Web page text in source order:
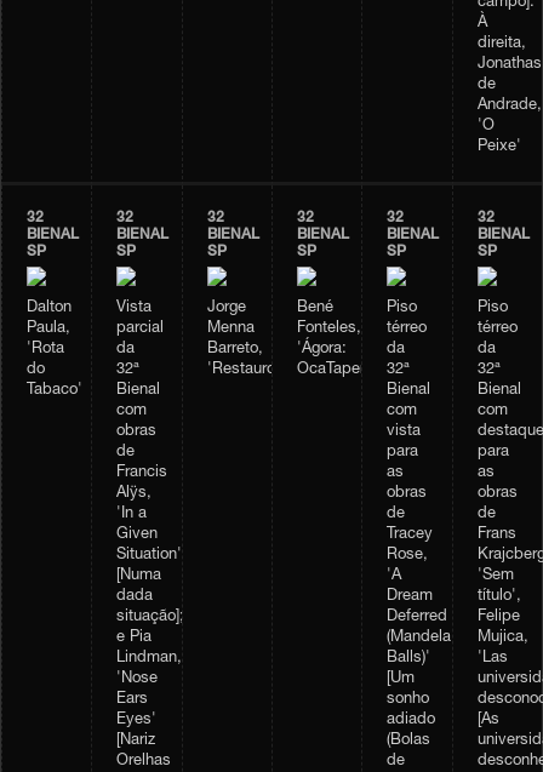
À
direita,
Jonathas
de
Andrade,
'O
Peixe'
32
BIENAL
SP
Dalton
Paula,
'Rota
do
Tabaco'
32
BIENAL
SP
Vista
parcial
da
32ª
Bienal
com
obras
de
Francis
Alÿs,
'In a
Given
Situation'
[Numa
dada
situação];
e Pia
Lindman,
'Nose
Ears
Eyes'
[Nariz
Orelhas
32
BIENAL
SP
Jorge
Menna
Barreto,
'Restauro'
32
BIENAL
SP
Bené
Fonteles,
'Ágora:
OcaTaperaTerreiro'
32
BIENAL
SP
Piso
térreo
da
32ª
Bienal
com
vista
para
as
obras
de
Tracey
Rose,
'A
Dream
Deferred
(Mandela
Balls)'
[Um
sonho
adiado
(Bolas
de
32
BIENAL
SP
Piso
térreo
da
32ª
Bienal
com
destaque
para
as
obras
de
Frans
'Sem
título',
Felipe
Mujica,
'Las
[As